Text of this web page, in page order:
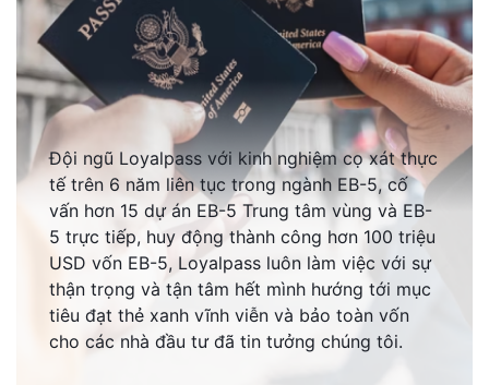
Đội ngũ Loyalpass với kinh nghiệm cọ xát thực
tế trên 6 năm liên tục trong ngành EB-5, cố
vấn hơn 15 dự án EB-5 Trung tâm vùng và EB-
5 trực tiếp, huy động thành công hơn 100 triệu
USD vốn EB-5, Loyalpass luôn làm việc với sự
thận trọng và tận tâm hết mình hướng tới mục
tiêu đạt thẻ xanh vĩnh viễn và bảo toàn vốn
cho các nhà đầu tư đã tin tưởng chúng tôi.